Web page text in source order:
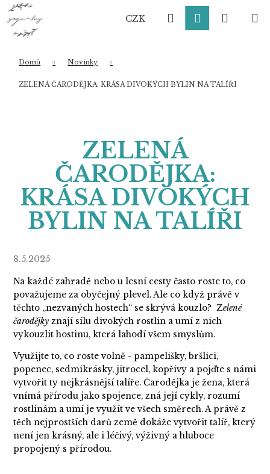
Přejít
obsah
CZK HledatPřihlášení
Domů Novinky
ZELENÁ ČARODĚJKA: KRÁSA DIVOKÝCH BYLIN NA TALÍŘI
ZELENÁ
ČARODĚJKA:
KRÁSA DIVOKÝCH
BYLIN NA TALÍŘI
8.5.2025
Na každé zahradě nebo u lesní cesty často roste to, co
považujeme za obyčejný plevel. Ale co když právě v
těchto „nezvaných hostech“ se skrývá kouzlo? Zelené
čarodějkyznají sílu divokých rostlin a umí z nich
vykouzlit hostinu, která lahodí všem smyslům.
Využijte to, co roste volně - pampelišky, bršlici,
popenec, sedmikrásky, jitrocel, kopřivy a pojďte s námi
vytvořit ty nejkrásnější talíře. Čarodějka je žena, která
vnímá přírodu jako spojence, zná její cykly, rozumí
rostlinám a umí je využít ve všech směrech. A právě z
těch nejprostších darů země dokáže vytvořit talíř, který
není jen krásný, ale i léčivý, výživný a hluboce
propojený s přírodou.
K
o
Zpět
Zpět
Co potřebujete najít?
Doporučujeme